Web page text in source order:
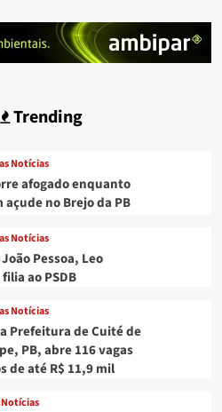
Trending
Notícias
afogado enquanto
açude no Brejo da PB
Notícias
Pessoa, Leo
ao PSDB
Notícias
Prefeitura de Cuité de
PB, abre 116 vagas
de até R$ 11,9 mil